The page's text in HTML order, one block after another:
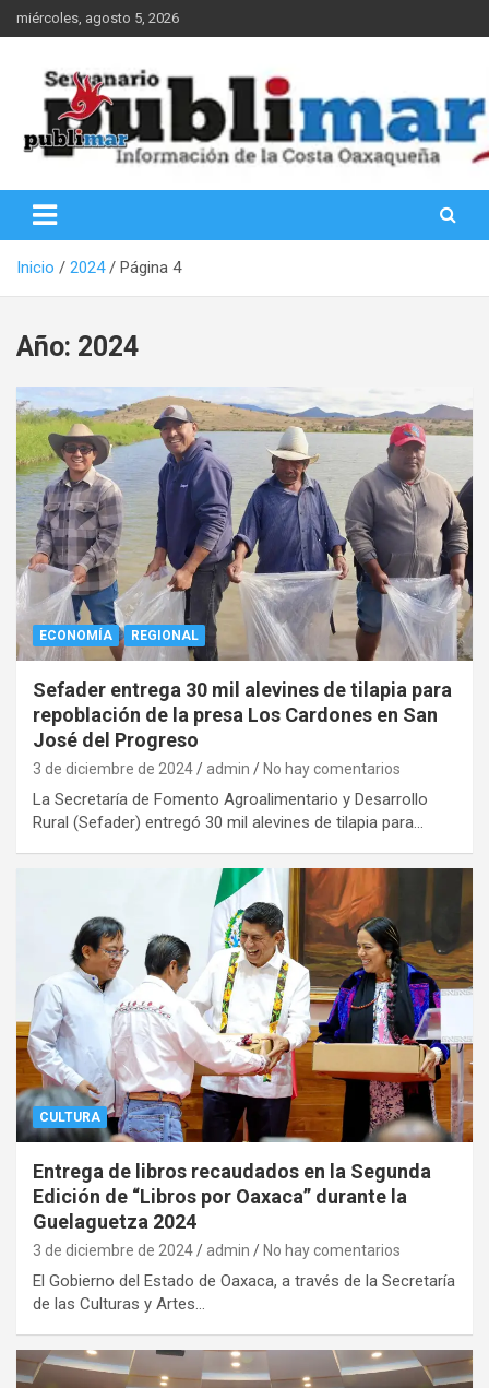
Saltar
al
miércoles, agosto 5, 2026
PubliMar
Inicio 2024 Página 4
Año: 2024
ECONOMÍA REGIONAL
Sefader entrega 30 mil alevines de tilapia para
repoblación de la presa Los Cardones en San
José del Progreso
3 de diciembre de 2024 admin No hay comentarios
La Secretaría de Fomento Agroalimentario y Desarrollo
Rural (Sefader) entregó 30 mil alevines de tilapia para…
CULTURA
Entrega de libros recaudados en la Segunda
Edición de “Libros por Oaxaca” durante la
Guelaguetza 2024
3 de diciembre de 2024 admin No hay comentarios
El Gobierno del Estado de Oaxaca, a través de la Secretaría
de las Culturas y Artes…